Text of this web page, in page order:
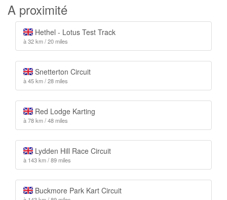
A proximité
Hethel - Lotus Test Track
à 32 km / 20 miles
Snetterton Circuit
à 45 km / 28 miles
Red Lodge Karting
à 78 km / 48 miles
Lydden Hill Race Circuit
à 143 km / 89 miles
Buckmore Park Kart Circuit